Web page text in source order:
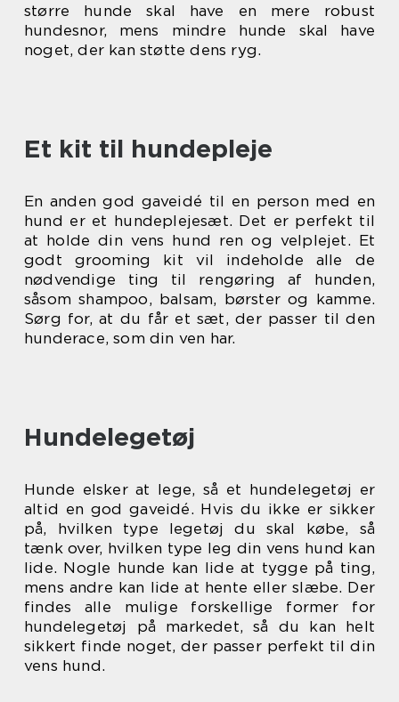
større hunde skal have en mere robust
hundesnor, mens mindre hunde skal have
noget, der kan støtte dens ryg.
Et kit til hundepleje
En anden god gaveidé til en person med en
hund er et hundeplejesæt. Det er perfekt til
at holde din vens hund ren og velplejet. Et
godt grooming kit vil indeholde alle de
nødvendige ting til rengøring af hunden,
såsom shampoo, balsam, børster og kamme.
Sørg for, at du får et sæt, der passer til den
hunderace, som din ven har.
Hundelegetøj
Hunde elsker at lege, så et hundelegetøj er
altid en god gaveidé. Hvis du ikke er sikker
på, hvilken type legetøj du skal købe, så
tænk over, hvilken type leg din vens hund kan
lide. Nogle hunde kan lide at tygge på ting,
mens andre kan lide at hente eller slæbe. Der
findes alle mulige forskellige former for
hundelegetøj på markedet, så du kan helt
sikkert finde noget, der passer perfekt til din
vens hund.